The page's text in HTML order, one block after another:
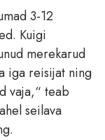
3-12
Kuigi
merekarud
iga reisijat ning
vaja,“ teab
seilava